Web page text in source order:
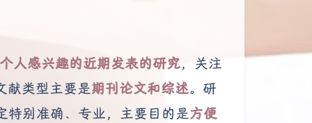
人感兴趣的近期发表的研究，关注
献类型主要是期刊论文和综述。研
特别准确、专业，主要目的是方便